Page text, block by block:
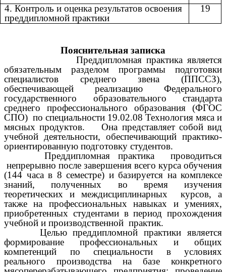
4. Контроль и оценка результатов освоения
преддипломной практики
19
Пояснительная записка
Преддипломная практика является
обязательным разделом программы подготовки
специалистов среднего звена (ППССЗ),
обеспечивающей реализацию Федерального
государственного образовательного стандарта
среднего профессионального образования (ФГОС
СПО) по специальности 19.02.08 Технология мяса и
мясных продуктов. Она представляет собой вид
учебной деятельности, обеспечивающий практико-
ориентированную подготовку студентов.
Преддипломная практика проводиться
непрерывно после завершения всего курса обучения
(144 часа в 8 семестре) и базируется на комплексе
знаний, полученных во время изучения
теоретических и междисциплинарных курсов, а
также на профессиональных навыках и умениях,
приобретенных студентами в период прохождения
учебной и производственной практик.
Целью преддипломной практики является
формирование профессиональных и общих
компетенций по специальности в условиях
реального производства на базе конкретного